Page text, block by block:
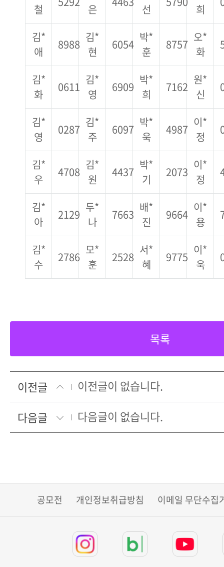
철
은
선
희
김*
애
8988
김*
현
6054
박*
훈
8757
오*
화
김*
화
0611
김*
영
6909
박*
희
7162
원*
신
김*
영
0287
김*
주
6097
박*
욱
4987
이*
정
김*
우
4708
김*
원
4437
박*
기
2073
이*
정
김*
아
2129
두*
나
7663
배*
진
9664
이*
용
김*
수
2786
모*
훈
2528
서*
혜
9775
이*
욱
목록
이전글
이전글이 없습니다.
다음글
다음글이 없습니다.
공모전 개인정보취급방침 이메일 무단수집